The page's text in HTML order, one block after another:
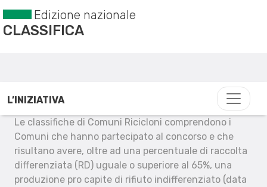
Edizione nazionale
CLASSIFICA
L’INIZIATIVA
Le classifiche di Comuni Ricicloni comprendono i
Comuni che hanno partecipato al concorso e che
risultano avere, oltre ad una percentuale di raccolta
differenziata (RD) uguale o superiore al 65%, una
produzione pro capite di rifiuto indifferenziato (data